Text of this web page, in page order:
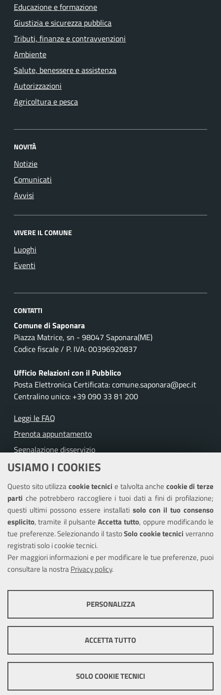
USIAMO I COOKIES
Questo sito utilizzacookie tecnicie talvolta anche cookie di terze
parti che potrebbero raccogliere i tuoi dati a fini di profilazione;
questi ultimi possono essere installati solo con il tuo consenso
esplicito, tramite il pulsante Accetta tutto, oppure modificando le
tue preferenze. Selezionando il tastoSolo cookie tecnici verranno
registrati solo i cookie tecnici.
Per maggiori informazioni e per modificare le tue preferenze, puoi
consultare la nostraPrivacy policy.
ottimale per ogni utente. Essi non raccolgono i tuoi dati e le tue
informazioni di navigazione per scopi di marketing e profilazione, e
pertanto possono essere utilizzati senza bisogno di acquisire il tuo
Mostra altre informazioni
PERSONALIZZA
ACCETTA TUTTO
SOLO COOKIE TECNICI
Educazione e formazione
Giustizia e sicurezza pubblica
Tributi, finanze e contravvenzioni
Ambiente
Salute, benessere e assistenza
Autorizzazioni
Agricoltura e pesca
NOVITÀ
Notizie
Comunicati
Avvisi
VIVERE IL COMUNE
Luoghi
Eventi
CONTATTI
Comune di Saponara
Piazza Matrice, sn - 98047 Saponara(ME)
Codice fiscale / P. IVA: 00396920837
Ufficio Relazioni con il Pubblico
Posta Elettronica Certificata: comune.saponara@pec.it
Centralino unico: +39 090 33 81 200
Leggi le FAQ
Prenota appuntamento
Segnalazione disservizio
Richiesta assistenza
Amministrazione trasparente
Informativa privacy
Note legali
Piano di miglioramento del sito
Dichiarazione di accessibilità
Mappa del sito
Cookie